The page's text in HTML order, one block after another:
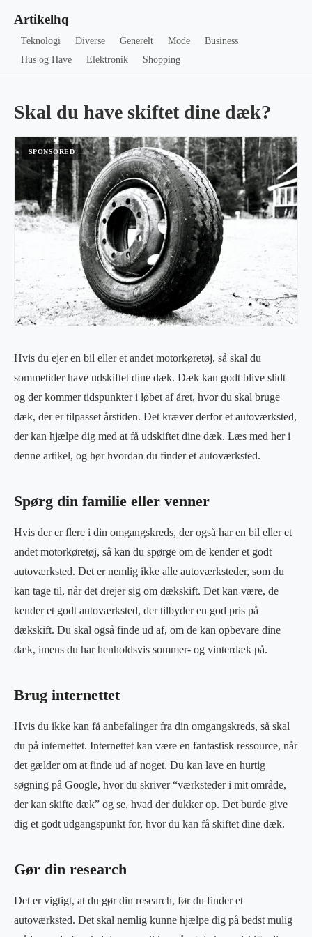
Artikelhq
Teknologi Diverse Generelt Mode
Business
Hus og Have
Elektronik Shopping
Skal du have skiftet dine dæk?
Hvis du ejer en bil eller et andet motorkøretøj, så skal du
sommetider have udskiftet dine dæk. Dæk kan godt blive slidt
og der kommer tidspunkter i løbet af året, hvor du skal bruge
dæk, der er tilpasset årstiden. Det kræver derfor et autoværksted,
der kan hjælpe dig med at få udskiftet dine dæk. Læs med her i
denne artikel, og hør hvordan du finder et autoværksted.
Spørg din familie eller venner
Hvis der er flere i din omgangskreds, der også har en bil eller et
andet motorkøretøj, så kan du spørge om de kender et godt
autoværksted. Det er nemlig ikke alle autoværksteder, som du
kan tage til, når det drejer sig om dækskift. Det kan være, de
kender et godt autoværksted, der tilbyder en god pris på
dækskift. Du skal også finde ud af, om de kan opbevare dine
dæk, imens du har henholdsvis sommer- og vinterdæk på.
Brug internettet
Hvis du ikke kan få anbefalinger fra din omgangskreds, så skal
du på internettet. Internettet kan være en fantastisk ressource, når
det gælder om at finde ud af noget. Du kan lave en hurtig
søgning på Google, hvor du skriver “værksteder i mit område,
der kan skifte dæk” og se, hvad der dukker op. Det burde give
dig et godt udgangspunkt for, hvor du kan få skiftet dine dæk.
Gør din research
Det er vigtigt, at du gør din research, før du finder et
autoværksted. Det skal nemlig kunne hjælpe dig på bedst mulig